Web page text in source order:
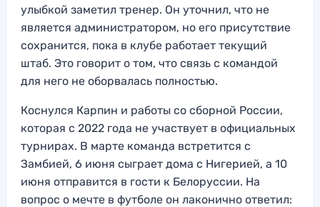
улыбкой заметил тренер. Он уточнил, что не
является администратором, но его присутствие
сохранится, пока в клубе работает текущий
штаб. Это говорит о том, что связь с командой
для него не оборвалась полностью.
Коснулся Карпин и работы со сборной России,
которая с 2022 года не участвует в официальных
турнирах. В марте команда встретится с
Замбией, 6 июня сыграет дома с Нигерией, а 10
июня отправится в гости к Белоруссии. На
вопрос о мечте в футболе он лаконично ответил: